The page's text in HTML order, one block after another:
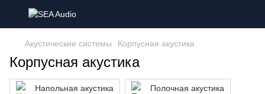
Акустические системы Корпусная акустика
Корпусная акустика
Напольная акустика Полочная акустика